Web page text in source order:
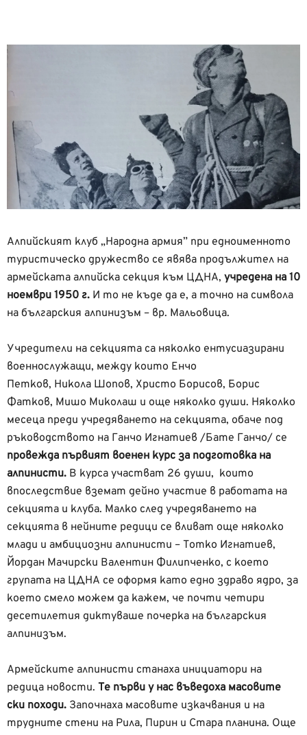
Алпийският клуб „Народна армия” при едноименното
туристическо дружество се явява продължител на
армейската алпийска секция към ЦДНА, учредена на 10
ноември 1950 г. И то не къде да е, а точно на символа
на българския алпинизъм – вр. Мальовица.
Учредители на секцията са няколко ентусиазирани
военнослужащи, между които Енчо
Петков, Никола Шопов, Христо Борисов, Борис
Фатков, Мишо Миколаш и още няколко души. Няколко
месеца преди учредяването на секцията, обаче под
ръководството на Ганчо Игнатиев /Бате Ганчо/ се
провежда първият военен курс за подготовка на
алпинисти. В курса участват 26 души, които
впоследствие вземат дейно участие в работата на
секцията и клуба. Малко след учредяването на
секцията в нейните редици се вливат още няколко
млади и амбициозни алпинисти – Тотко Игнатиев,
Йордан Мачирски Валентин Филипченко, с което
групата на ЦДНА се оформя като едно здраво ядро, за
което смело можем да кажем, че почти четири
десетилетия диктуваше почерка на българския
алпинизъм.
Армейските алпинисти станаха инициатори на
редица новости. Те първи у нас въведоха масовите
ски походи. Започнаха масовите изкачвания и на
трудните стени на Рила, Пирин и Стара планина. Още